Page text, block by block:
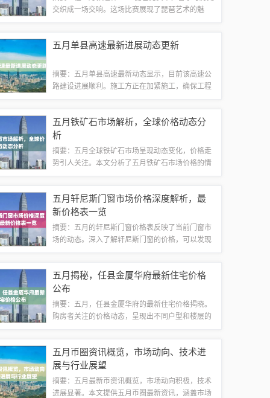
交织成一场交响。这场比赛展现了琵琶艺术的魅
不仅是一次音乐竞赛，更是历史与文化的传...
五月单县高速最新进展动态更新
摘要：五月单县高速最新动态显示，目前该高速公
路建设进展顺利。施工方正在加紧施工，确保工程
需关注相关官方通报或媒体报道。建设进展顺...
五月铁矿石市场解析，全球价格动态分
析
摘要：五月全球铁矿石市场呈现动态变化，价格走
势引人关注。本文分析了五月铁矿石市场价格的情
动，同时受到全球经济形势、政策调整、产能布...
五月轩尼斯门窗市场价格深度解析，最
新价格表一览
摘要：五月的轩尼斯门窗价格表反映了当前门窗市
场的动态。深入了解轩尼斯门窗的价格，可以发现
费者提供了更多选择，同时也反映了市场趋势...
五月揭秘，任县金厦华府最新住宅价格
公布
摘要：五月，任县金厦华府的最新住宅价格揭晓。
购房者关注的价格动态，呈现出不同户型和楼层的
供重要参考。金厦华府概况金厦华府位于任县...
五月币圈资讯概览，市场动向、技术进
展与行业展望
摘要：五月最新币资讯概览，市场动向积极，技术
进展显著。本文提供五月币圈最新资讯，涵盖市场